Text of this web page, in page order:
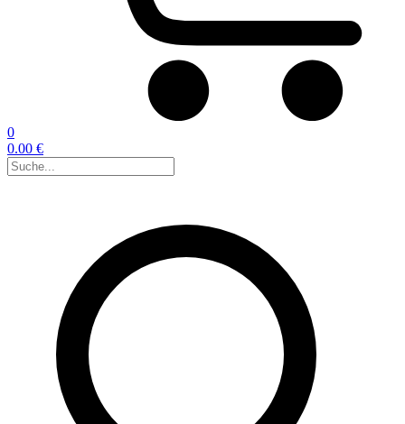
0
0.00 €